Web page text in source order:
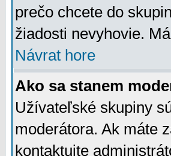
prečo chcete do
žiadosti nevyhovie.
Návrat hore
Ako sa stanem
Užívateľské skupiny
moderátora. Ak máte
kontaktujte